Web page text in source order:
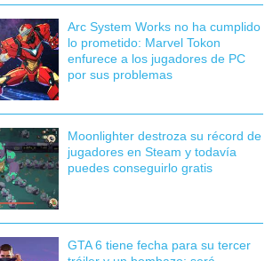
Arc System Works no ha cumplido
lo prometido: Marvel Tokon
enfurece a los jugadores de PC
por sus problemas
Moonlighter destroza su récord de
jugadores en Steam y todavía
puedes conseguirlo gratis
GTA 6 tiene fecha para su tercer